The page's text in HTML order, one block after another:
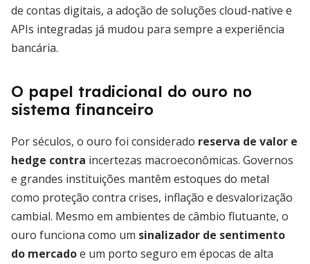
de contas digitais, a adoção de soluções cloud-native e
APIs integradas já mudou para sempre a experiência
bancária.
O papel tradicional do ouro no
sistema financeiro
Por séculos, o ouro foi considerado reserva de valor e
hedge contra incertezas macroeconômicas. Governos
e grandes instituições mantêm estoques do metal
como proteção contra crises, inflação e desvalorização
cambial. Mesmo em ambientes de câmbio flutuante, o
ouro funciona como um sinalizador de sentimento
do mercadoe um porto seguro em épocas de alta